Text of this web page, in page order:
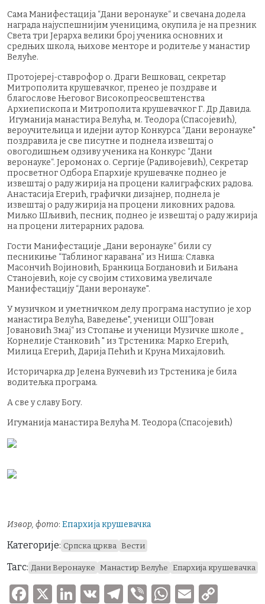
Сама Манифестација “Дани веронауке“ и свечана додела
награда најуспешнијим ученицима, окупила је на презник
Света три Јерарха велики број ученика основних и
средњих школа, њихове менторе и родитеље у манастир
Велуће.
Протојереј-ставрофор о. Драги Вешковац, секретар
Митрополита крушевачког, пренео је поздраве и
благослове Његовог Високопреосвештенства
Архиепископа и Митрополита крушевачког Г. Др Давида.
Игуманија манастира Велућа, м. Теодора (Спасојевић),
вероучитељица и идејни аутор Конкурса “Дани веронауке"
поздравила је све писутне и поднела извештај о
овогодишњем одзиву ученика на Конкурс “Дани
веронауке“. Јеромонах о. Сергије (Радивојевић), Секретар
просветног Одбора Епархије крушевачке поднео је
извештај о раду жирија на процени калиграфских радова.
Анастасија Егерић, графички дизајнер, поднела је
извештај о раду жирија на процени ликовних радова.
Миљко Шљивић, песник, поднео је извештај о раду жирија
на процени литерарних радова.
Гости Манифестације „Дани веронауке“ били су
песникиње “Таблиног каравана” из Ниша: Славка
Масончић Војиновић, Бранкица Богдановић и Биљана
Станојевић, које су својим стиховима увеличале
Манифестацију “Дани веронауке".
У музичком и уметничком делу програма наступио је хор
манастира Велућа, Ваведење", ученици ОШ“Јован
Јовановић Змај“ из Стопање и ученици Музичке школе „
Корнелије Станковић " из Трстеника: Марко Егерић,
Милица Егерић, Дарија Пећић и Круна Михајловић.
Историчарка др Јелена Вукчевић из Трстеника је била
водитељка програма.
А све у славу Богу.
Игуманија манастира Велућа М. Теодора (Спасојевић)
Извор, фото: Епархија крушевачка
Категорије: Српска црква Вести
Тагс: Дани Веронауке Манастир Велуће Епархија крушевачка
F
X
Li V
T
V
W E